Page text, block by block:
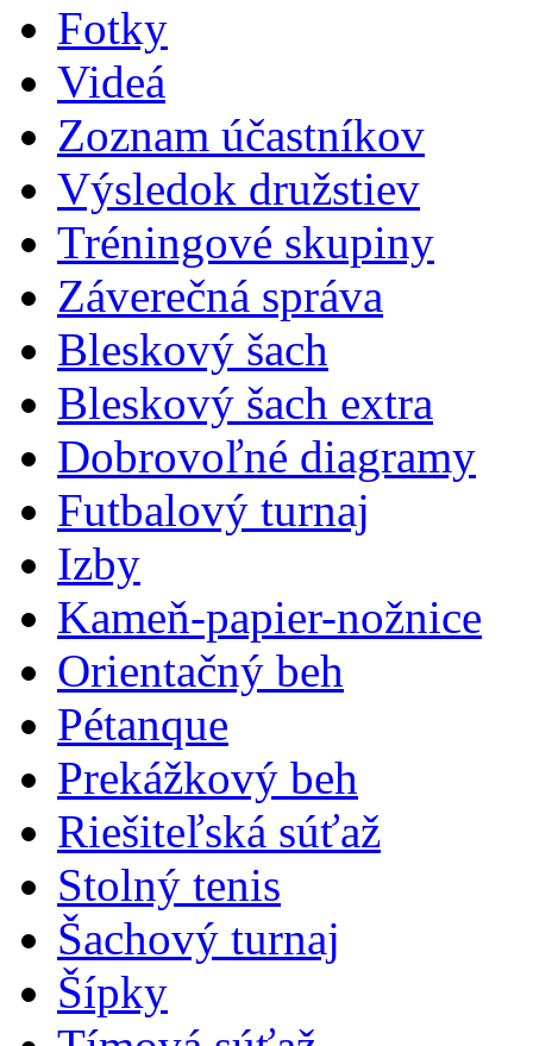
Fotky
Videá
Zoznam účastníkov
Výsledok družstiev
Tréningové skupiny
Záverečná správa
Bleskový šach
Bleskový šach extra
Dobrovoľné diagramy
Futbalový turnaj
Izby
Kameň-papier-nožnice
Orientačný beh
Pétanque
Prekážkový beh
Riešiteľská súťaž
Stolný tenis
Šachový turnaj
Šípky